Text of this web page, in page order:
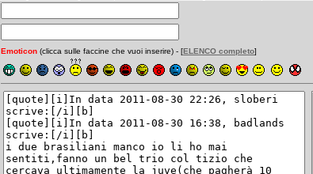
Emoticon (clicca sulle faccine che vuoi inserire) - [ELENCO completo]